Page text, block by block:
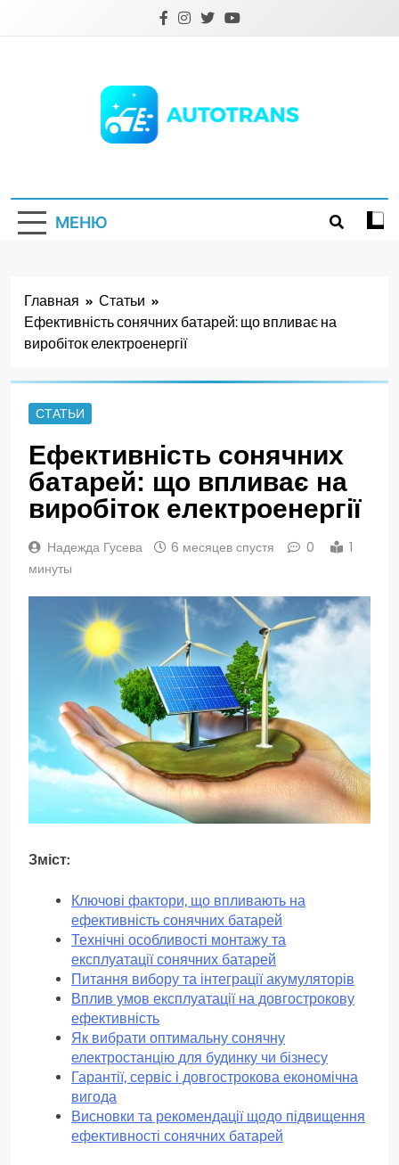
МЕНЮ
Главная
Статьи
Ефективність сонячних батарей: що впливає на
виробіток електроенергії
СТАТЬИ
Ефективність сонячних
батарей: що впливає на
виробіток електроенергії
Надежда Гусева 6 месяцев спустя 0
1
минуты
Зміст:
Ключові фактори, що впливають на
ефективність сонячних батарей
Технічні особливості монтажу та
експлуатації сонячних батарей
Питання вибору та інтеграції акумуляторів
Вплив умов експлуатації на довгострокову
ефективність
Як вибрати оптимальну сонячну
електростанцію для будинку чи бізнесу
Гарантії, сервіс і довгострокова економічна
вигода
Висновки та рекомендації щодо підвищення
ефективності сонячних батарей